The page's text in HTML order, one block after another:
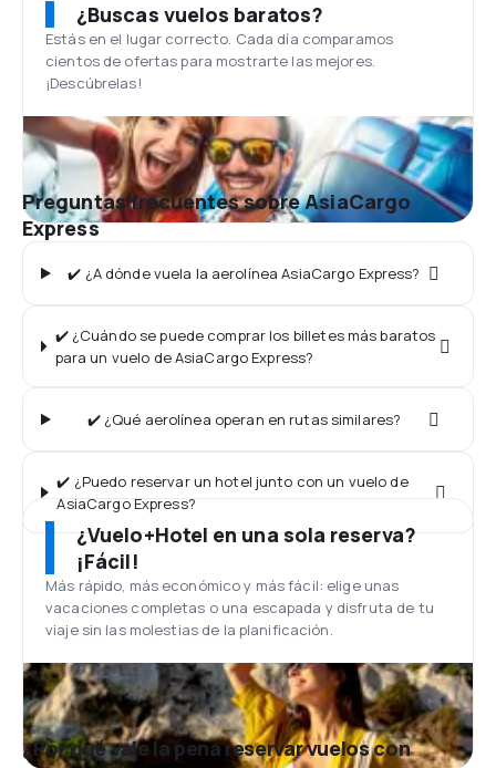
¿Buscas vuelos baratos?
Estás en el lugar correcto. Cada día comparamos
cientos de ofertas para mostrarte las mejores.
¡Descúbrelas!
Preguntas frecuentes sobre AsiaCargo
Express
✔️ ¿A dónde vuela la aerolínea AsiaCargo Express?
✔️ ¿Cuándo se puede comprar los billetes más baratos
para un vuelo de AsiaCargo Express?
✔️ ¿Qué aerolínea operan en rutas similares?
✔️ ¿Puedo reservar un hotel junto con un vuelo de
AsiaCargo Express?
¿Vuelo+Hotel en una sola reserva?
¡Fácil!
Más rápido, más económico y más fácil: elige unas
vacaciones completas o una escapada y disfruta de tu
viaje sin las molestias de la planificación.
¿Por qué vale la pena reservar vuelos con